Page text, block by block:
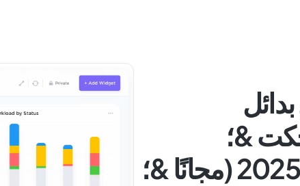
بدائل
&؛
المنافسين في عام 2025 (مجانًا &؛